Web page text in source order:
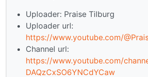
Uploader: Praise Tilburg
Uploader url:
https://www.youtube.com/
Channel url:
https://www.youtube.com/
DAQzCxSO6YNCdYCaw